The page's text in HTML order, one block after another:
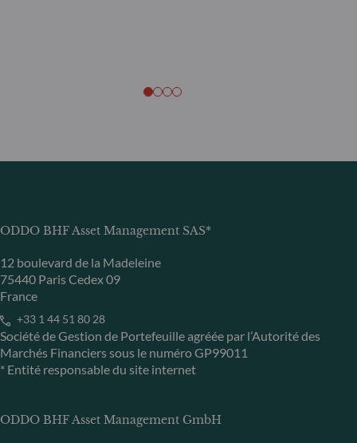
ODDO BHF Asset Management SAS*
12 boulevard de la Madeleine
75440 Paris Cedex 09
France
+33 1 44 51 80 28
Société de Gestion de Portefeuille agréée par l’Autorité des
Marchés Financiers sous le numéro GP99011
* Entité responsable du site internet
ODDO BHF Asset Management GmbH